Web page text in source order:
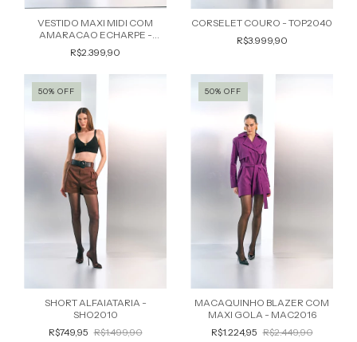
VESTIDO MAXI MIDI COM
AMARACAO ECHARPE -
VES2059
R$2.399,90
CORSELET COURO - TOP2040
R$3.999,90
50% OFF
SHORT ALFAIATARIA -
SHO2010
R$749,95 R$1.499,90
50% OFF
MACAQUINHO BLAZER COM
MAXI GOLA - MAC2016
R$1.224,95 R$2.449,90